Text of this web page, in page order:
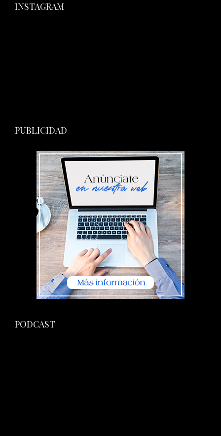
INSTAGRAM
PUBLICIDAD
PODCAST